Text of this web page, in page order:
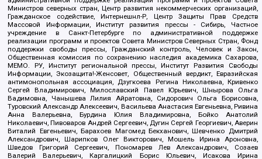
Министров северных стран, Центр развития некоммерческих организаций,
Гражданское содействие, Интернешнл-Р, Центр Защиты Прав Средств
Массовой Информации, Институт развития прессы - Сибирь, Частное
учреждение в Санкт-Петербурге по административной поддержке
реализации программ и проектов Совета Министров Северных Стран, Фонд
поддержки свободы прессы, Гражданский контроль, Человек и Закон,
Общественная комиссия по сохранению наследия академика Сахарова,
МЕМО. РУ, Институт региональной прессы, Институт Развития Свободы
Информации, Экозащита!-Женсовет, Общественный вердикт, Евразийская
антимонопольная ассоциация, Дзугкоева Регина Николаевна, Кривенко
Сергей Владимирович, Милославский Павел Юрьевич, Шнырова Ольга
Вадимовна, Чанышева Лилия Айратовна, Сидорович Ольга Борисовна,
Туровский Александр Алексеевич, Васильева Анастасия Евгеньевна, Ривина
Анна Валерьевна, Бурдина Юлия Владимировна, Бойко Анатолий
Николаевич, Пивоваров Андрей Сергеевич, Дугин Сергей Георгиевич, Аверин
Виталий Евгеньевич, Барахоев Магомед Бекханович, Шевченко Дмитрий
Александрович, Шарипков Олег Викторович, Мошель Ирина Ароновна,
Шведов Григорий Сергеевич, Пономарев Лев Александрович, Созаев
Валерий Валерьевич, Каргалицкий Борис Юльевич, Исакова Ирина